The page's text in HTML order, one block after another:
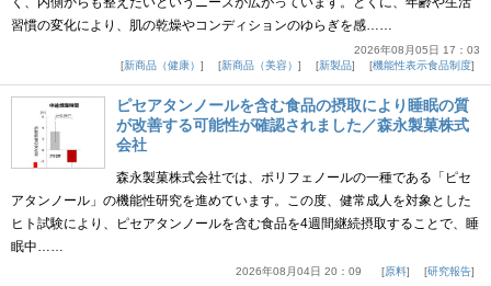
習慣の変化により、肌の乾燥やコンディションのゆらぎを感……
2026年08月05日 17：03
新商品（健康）
新商品（美容） 新製品 機能性表示食品制度
ピセアタンノールを含む食品の摂取により睡眠の質
が改善する可能性が確認されました／森永製菓株式
会社
森永製菓株式会社では、ポリフェノールの一種である「ピセ
アタンノール」の機能性研究を進めています。この度、健常成人を対象とした
ヒト試験により、ピセアタンノールを含む食品を4週間継続摂取することで、睡
眠中……
2026年08月04日 20：09 原料 研究報告